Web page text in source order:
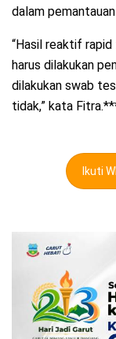
dalam
“Hasil reaktif
harus dilakukan
dilakukan swab
tidak,” kata
Ikuti